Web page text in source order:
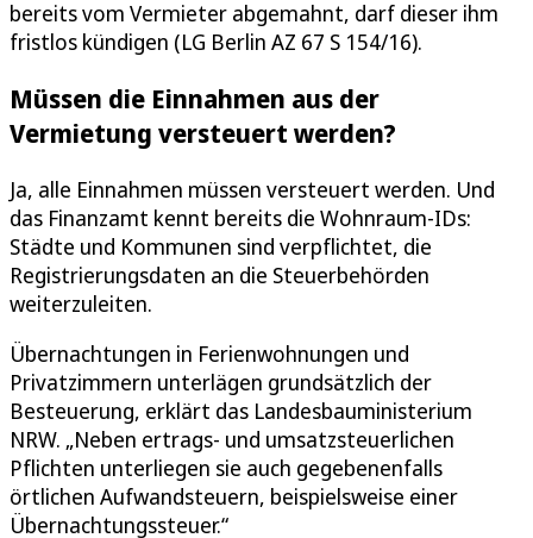
bereits vom Vermieter abgemahnt, darf dieser ihm
fristlos kündigen (LG Berlin AZ 67 S 154/16).
Müssen die Einnahmen aus der
Vermietung versteuert werden?
Ja, alle Einnahmen müssen versteuert werden. Und
das Finanzamt kennt bereits die Wohnraum-IDs:
Städte und Kommunen sind verpflichtet, die
Registrierungsdaten an die Steuerbehörden
weiterzuleiten.
Übernachtungen in Ferienwohnungen und
Privatzimmern unterlägen grundsätzlich der
Besteuerung, erklärt das Landesbauministerium
NRW. „Neben ertrags- und umsatzsteuerlichen
Pflichten unterliegen sie auch gegebenenfalls
örtlichen Aufwandsteuern, beispielsweise einer
Übernachtungssteuer.“